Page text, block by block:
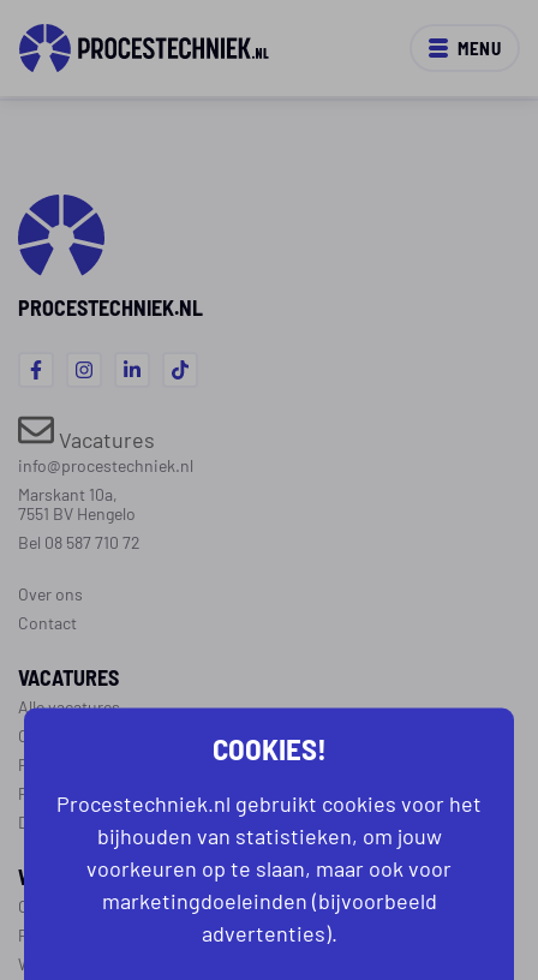
MENU
PROCESTECHNIEK.NL
Vacatures
info@procestechniek.nl
Marskant 10a,
7551 BV Hengelo
Bel 08 587 710 72
Over ons
Contact
VACATURES
Alle vacatures
Operator vacatures
Productiemedewerker vacatures
Ploegleider vacatures
Dagdienst vacatures
WERKEN IN DE PROCESTECHNIEK
Over de procestechniek
Ploegendienst
Wat is een procesoperator
COOKIES!
Procestechniek.nl gebruikt cookies voor het
bijhouden van statistieken, om jouw
voorkeuren op te slaan, maar ook voor
marketingdoeleinden (bijvoorbeeld
advertenties).